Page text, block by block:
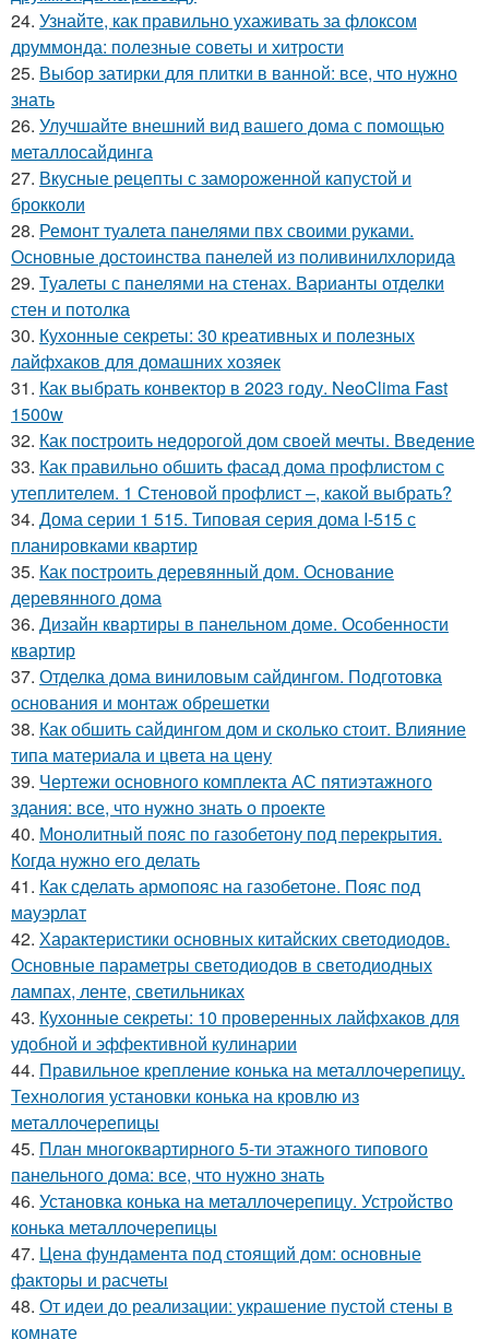
24. Узнайте, как правильно ухаживать за флоксом
друммонда: полезные советы и хитрости
25. Выбор затирки для плитки в ванной: все, что нужно
знать
26. Улучшайте внешний вид вашего дома с помощью
металлосайдинга
27. Вкусные рецепты с замороженной капустой и
брокколи
28. Ремонт туалета панелями пвх своими руками.
Основные достоинства панелей из поливинилхлорида
29. Туалеты с панелями на стенах. Варианты отделки
стен и потолка
30. Кухонные секреты: 30 креативных и полезных
лайфхаков для домашних хозяек
31. Как выбрать конвектор в 2023 году. NeoClima Fast
1500w
32. Как построить недорогой дом своей мечты. Введение
33. Как правильно обшить фасад дома профлистом с
утеплителем. 1 Стеновой профлист –, какой выбрать?
34. Дома серии 1 515. Типовая серия дома I-515 с
планировками квартир
35. Как построить деревянный дом. Основание
деревянного дома
36. Дизайн квартиры в панельном доме. Особенности
квартир
37. Отделка дома виниловым сайдингом. Подготовка
основания и монтаж обрешетки
38. Как обшить сайдингом дом и сколько стоит. Влияние
типа материала и цвета на цену
39. Чертежи основного комплекта АС пятиэтажного
здания: все, что нужно знать о проекте
40. Монолитный пояс по газобетону под перекрытия.
Когда нужно его делать
41. Как сделать армопояс на газобетоне. Пояс под
мауэрлат
42. Характеристики основных китайских светодиодов.
Основные параметры светодиодов в светодиодных
лампах, ленте, светильниках
43. Кухонные секреты: 10 проверенных лайфхаков для
удобной и эффективной кулинарии
44. Правильное крепление конька на металлочерепицу.
Технология установки конька на кровлю из
металлочерепицы
45. План многоквартирного 5-ти этажного типового
панельного дома: все, что нужно знать
46. Установка конька на металлочерепицу. Устройство
конька металлочерепицы
47. Цена фундамента под стоящий дом: основные
факторы и расчеты
48. От идеи до реализации: украшение пустой стены в
комнате